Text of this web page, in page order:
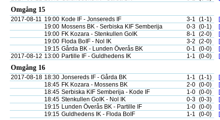
Omgång 15
2017-08-11 19:00 Kode IF - Jonsereds IF 3-1 (1-1)
19:00 Mossens BK - Serbiska KIF Semberija 0-3 (0-1)
19:00 FK Kozara - Stenkullen GoIK 8-1 (2-0)
19:00 Floda BoIF - Nol IK 3-2 (2-0)
19:15 Gårda BK - Lunden Överås BK 0-1 (0-0)
2017-08-12 13:00 Partille IF - Guldhedens IK 1-1 (0-0)
Omgång 16
2017-08-18 18:30 Jonsereds IF - Gårda BK 1-1 (1-1)
18:45 FK Kozara - Mossens BK 2-0 (0-0)
18:45 Serbiska KIF Semberija - Kode IF 1-0 (0-0)
18:45 Stenkullen GoIK - Nol IK 0-3 (0-3)
19:15 Lunden Överås BK - Partille IF 1-0 (0-0)
19:15 Guldhedens IK - Floda BoIF 1-1 (0-0)